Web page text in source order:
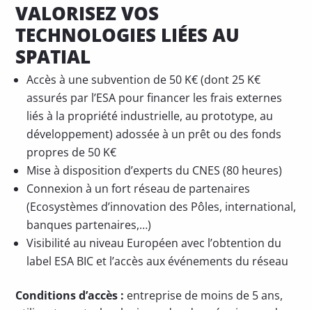
VALORISEZ VOS
TECHNOLOGIES LIÉES AU
SPATIAL
Accès à une subvention de 50 K€ (dont 25 K€
assurés par l’ESA pour financer les frais externes
liés à la propriété industrielle, au prototype, au
développement) adossée à un prêt ou des fonds
propres de 50 K€
Mise à disposition d’experts du CNES (80 heures)
Connexion à un fort réseau de partenaires
(Ecosystèmes d’innovation des Pôles, international,
banques partenaires,…)
Visibilité au niveau Européen avec l’obtention du
label ESA BIC et l’accès aux événements du réseau
Conditions d’accès : entreprise de moins de 5 ans,